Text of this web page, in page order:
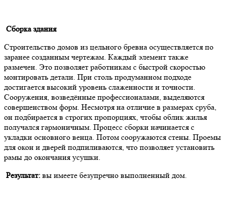
Сборка здания
Строительство домов из цельного бревна осуществляется по
заранее созданным чертежам. Каждый элемент также
размечен. Это позволяет работникам с быстрой скоростью
монтировать детали. При столь продуманном подходе
достигается высокий уровень слаженности и точности.
Сооружения, возведённые профессионалами, выделяются
совершенством форм. Несмотря на отличие в размерах сруба,
он подбирается в строгих пропорциях, чтобы облик жилья
получался гармоничным. Процесс сборки начинается с
укладки основного венца. Потом сооружаются стены. Проемы
для окон и дверей подпиливаются, что позволяет установить
рамы до окончания усушки.
Результат: вы имеете безупречно выполненный дом.